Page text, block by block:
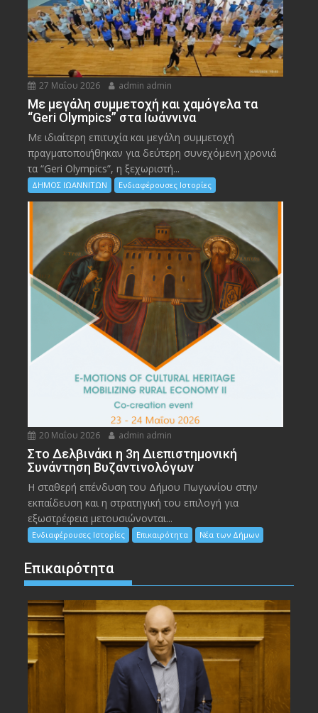
27 Μαΐου 2026 admin admin
Με μεγάλη συμμετοχή και χαμόγελα τα
“Geri Olympics” στα Ιωάννινα
Με ιδιαίτερη επιτυχία και μεγάλη συμμετοχή
πραγματοποιήθηκαν για δεύτερη συνεχόμενη χρονιά
τα “Geri Olympics”, η ξεχωριστή...
ΔΗΜΟΣ ΙΩΑΝΝΙΤΩΝ Ενδιαφέρουσες Ιστορίες
20 Μαΐου 2026 admin admin
Στο Δελβινάκι η 3η Διεπιστημονική
Συνάντηση Βυζαντινολόγων
Η σταθερή επένδυση του Δήμου Πωγωνίου στην
εκπαίδευση και η στρατηγική του επιλογή για
εξωστρέφεια μετουσιώνονται...
Ενδιαφέρουσες Ιστορίες Επικαιρότητα Νέα των Δήμων
Επικαιρότητα